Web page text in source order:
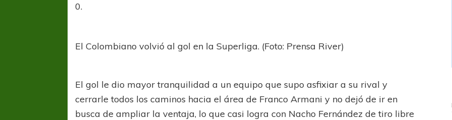
0.
El Colombiano volvió al gol en la Superliga. (Foto: Prensa River)
El gol le dio mayor tranquilidad a un equipo que supo asfixiar a su rival y
cerrarle todos los caminos hacia el área de Franco Armani y no dejó de ir en
busca de ampliar la ventaja, lo que casi logra con Nacho Fernández de tiro libre